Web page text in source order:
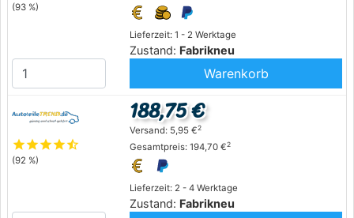
(93 %)
Lieferzeit: 1 - 2 Werktage
Zustand: Fabrikneu
Warenkorb
starstarstarstarstar_half
(92 %)
Lieferzeit: 2 - 4 Werktage
Zustand: Fabrikneu
188,75 €
Versand: 5,95 €2
Gesamtpreis: 194,70 €2